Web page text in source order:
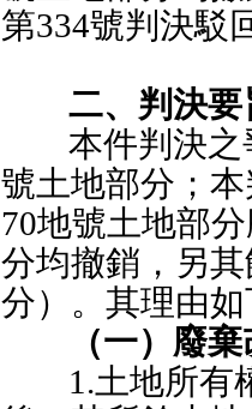
第334號判決駁
二、判決要
本件判決之
號土地部分；
70地號土地部
分均撤銷，另
分）。其理由
（一）廢
1.土地所有